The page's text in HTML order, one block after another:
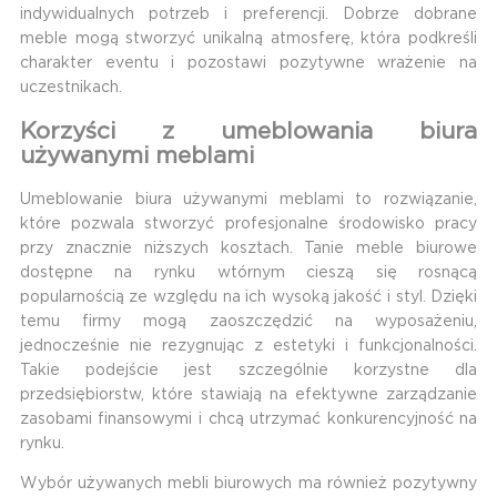
indywidualnych potrzeb i preferencji. Dobrze dobrane
meble mogą stworzyć unikalną atmosferę, która podkreśli
charakter eventu i pozostawi pozytywne wrażenie na
uczestnikach.
Korzyści z umeblowania biura
używanymi meblami
Umeblowanie biura używanymi meblami to rozwiązanie,
które pozwala stworzyć profesjonalne środowisko pracy
przy znacznie niższych kosztach. Tanie meble biurowe
dostępne na rynku wtórnym cieszą się rosnącą
popularnością ze względu na ich wysoką jakość i styl. Dzięki
temu firmy mogą zaoszczędzić na wyposażeniu,
jednocześnie nie rezygnując z estetyki i funkcjonalności.
Takie podejście jest szczególnie korzystne dla
przedsiębiorstw, które stawiają na efektywne zarządzanie
zasobami finansowymi i chcą utrzymać konkurencyjność na
rynku.
Wybór używanych mebli biurowych ma również pozytywny